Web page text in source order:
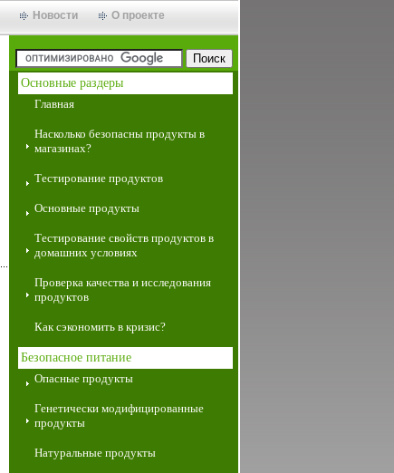
Новости О проекте
Основные раздеры
Главная
Насколько безопасны продукты в
магазинах?
Тестирование продуктов
Основные продукты
Тестирование свойств продуктов в
домашних условиях
Проверка качества и исследования
продуктов
Как сэкономить в кризис?
Безопасное питание
Опасные продукты
Генетически модифицированные
продукты
Натуральные продукты